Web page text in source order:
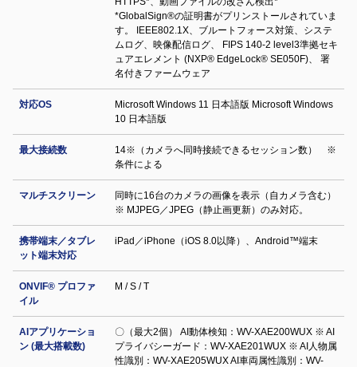
*GlobalSign®の証明書がプリンストールされていま
す。 IEEE802.1X、ブルートフォース対策、システ
ムログ、映像配信ログ、 FIPS 140-2 level3準拠セキ
ュアエレメント (NXP® EdgeLock® SE050F)、 署
名付きファームウェア
対応OS
Microsoft Windows 11 日本語版 Microsoft Windows
10 日本語版
最大接続数
14※（カメラへ同時接続できるセッション数） ※
条件による
マルチスクリーン
同時に16台のカメラの画像を表示（自カメラ含む）
※ MJPEG／JPEG（静止画更新）のみ対応。
携帯端末／タブレ
ット端末対応
iPad／iPhone（iOS 8.0以降）、Android™端末
ONVIF® プロファ
イル
M / S / T
AIアプリケーショ
ン (最大搭載数)
〇（最大2個） AI動体検知：WV-XAE200WUX ※ AI
プライバシーガード：WV-XAE201WUX ※ AI人物属
性識別：WV-XAE205WUX AI車両属性識別：WV-